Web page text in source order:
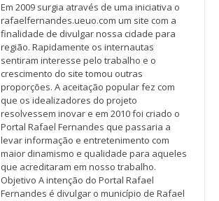
Em 2009 surgia através de uma iniciativa o
rafaelfernandes.ueuo.com um site com a
finalidade de divulgar nossa cidade para
região. Rapidamente os internautas
sentiram interesse pelo trabalho e o
crescimento do site tomou outras
proporções. A aceitação popular fez com
que os idealizadores do projeto
resolvessem inovar e em 2010 foi criado o
Portal Rafael Fernandes que passaria a
levar informação e entretenimento com
maior dinamismo e qualidade para aqueles
que acreditaram em nosso trabalho.
Objetivo A intenção do Portal Rafael
Fernandes é divulgar o município de Rafael